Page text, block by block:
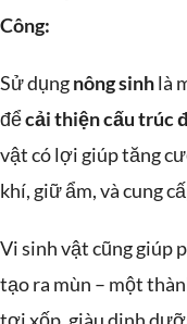
Công:
Sử dụngnông sinhlà
đểcải thiện cấu trúc
vật có lợi giúp tăng
khí, giữ ẩm, và cung
Vi sinh vật cũng giúp
tạo ra mùn – một